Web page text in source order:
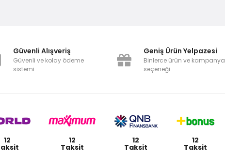
Güvenli Alışveriş
Güvenli ve kolay ödeme
sistemi
Geniş Ürün Yelpazesi
Binlerce ürün ve kampanya
seçeneği
12 12
Taksit
12
Taksit
12
Taksit